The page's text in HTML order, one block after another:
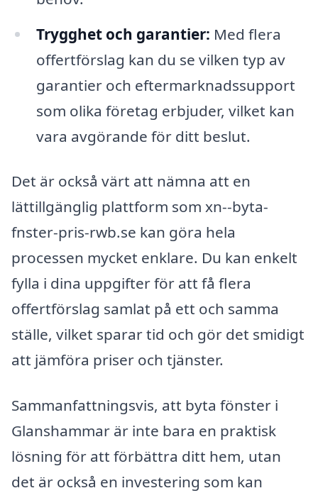
Trygghet och garantier: Med flera
offertförslag kan du se vilken typ av
garantier och eftermarknadssupport
som olika företag erbjuder, vilket kan
vara avgörande för ditt beslut.
Det är också värt att nämna att en
lättillgänglig plattform som xn--byta-
fnster-pris-rwb.se kan göra hela
processen mycket enklare. Du kan enkelt
fylla i dina uppgifter för att få flera
offertförslag samlat på ett och samma
ställe, vilket sparar tid och gör det smidigt
att jämföra priser och tjänster.
Sammanfattningsvis, att byta fönster i
Glanshammar är inte bara en praktisk
lösning för att förbättra ditt hem, utan
det är också en investering som kan